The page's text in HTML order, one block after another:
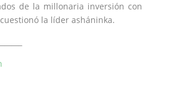
de la millonaria inversión con
cuestionó la líder asháninka.